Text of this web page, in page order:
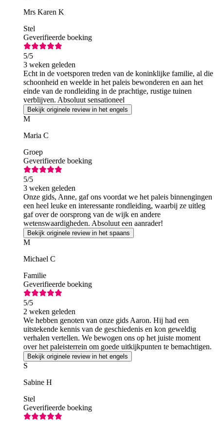
Mrs Karen K
Stel
Geverifieerde boeking
5/5
3 weken geleden
Echt in de voetsporen treden van de koninklijke familie, al die
schoonheid en weelde in het paleis bewonderen en aan het
einde van de rondleiding in de prachtige, rustige tuinen
verblijven. Absoluut sensationeel
Bekijk originele review in het engels
M
Maria C
Groep
Geverifieerde boeking
5/5
3 weken geleden
Onze gids, Anne, gaf ons voordat we het paleis binnengingen
een heel leuke en interessante rondleiding, waarbij ze uitleg
gaf over de oorsprong van de wijk en andere
wetenswaardigheden. Absoluut een aanrader!
Bekijk originele review in het spaans
M
Michael C
Familie
Geverifieerde boeking
5/5
2 weken geleden
We hebben genoten van onze gids Aaron. Hij had een
uitstekende kennis van de geschiedenis en kon geweldig
verhalen vertellen. We bewogen ons op het juiste moment
over het paleisterrein om goede uitkijkpunten te bemachtigen.
Bekijk originele review in het engels
S
Sabine H
Stel
Geverifieerde boeking